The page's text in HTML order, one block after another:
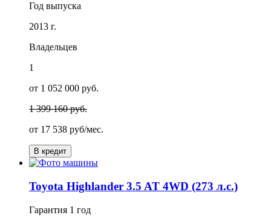
Год выпуска
2013 г.
Владельцев
1
от 1 052 000 руб.
1 399 160 руб.
от 17 538 руб/мес.
В кредит
Toyota Highlander 3.5 AT 4WD (273 л.с.)
Гарантия 1 год